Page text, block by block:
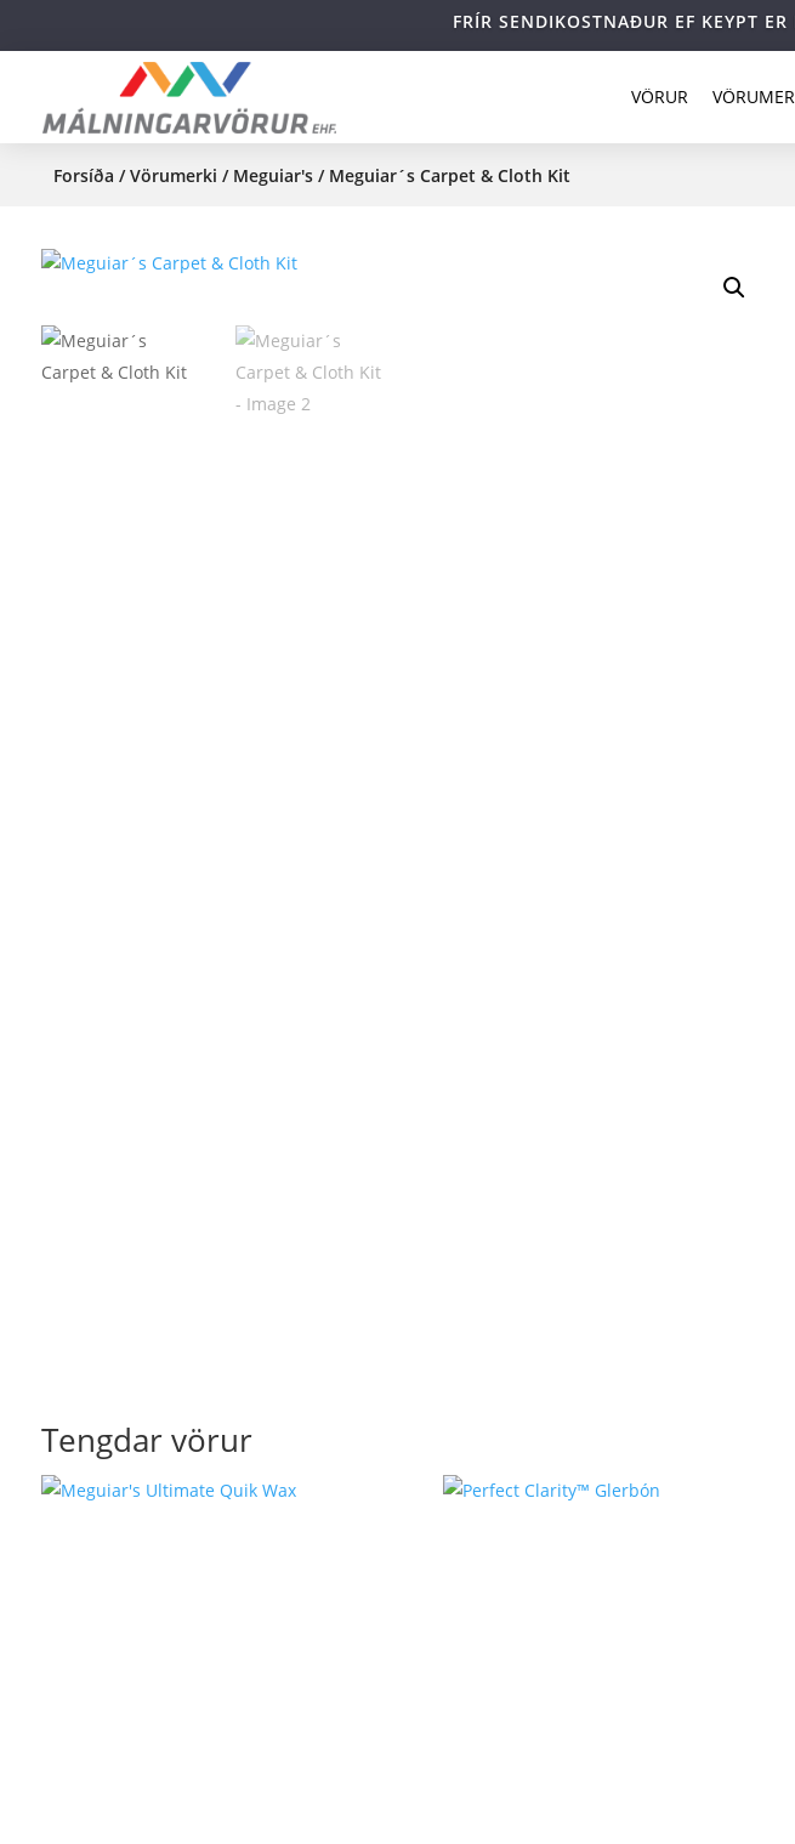
FRÍR SENDIKOSTNAÐUR EF KEYPT
VÖRUR
Forsíða /Vörumerki / Meguiar's/ Meguiar´s Carpet & Cloth Kit
Tengdar vörur